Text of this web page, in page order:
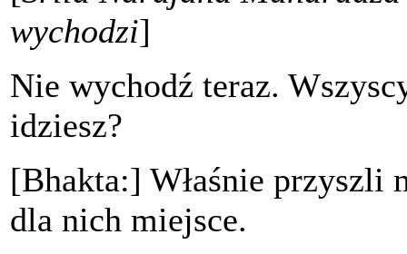
wychodzi]
Nie wychodź teraz.
idziesz?
[Bhakta:] Właśnie przyszli
dla nich miejsce.